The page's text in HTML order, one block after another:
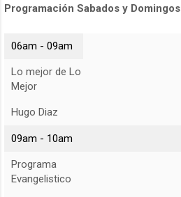
Programación Sabados y Domingos
06am - 09am
Lo mejor de Lo
Mejor
Hugo Diaz
09am - 10am
Programa
Evangelistico